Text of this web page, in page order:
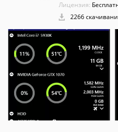
Лицензия:
2266